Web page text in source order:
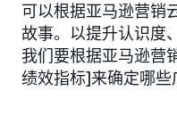
可以根据亚马逊营销
故事。以提升认识度
我们要根据亚马逊营
绩效指标]来确定哪些